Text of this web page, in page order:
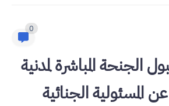
0
الجنحة المباشرة لمدنية
المسئولية الجنائية